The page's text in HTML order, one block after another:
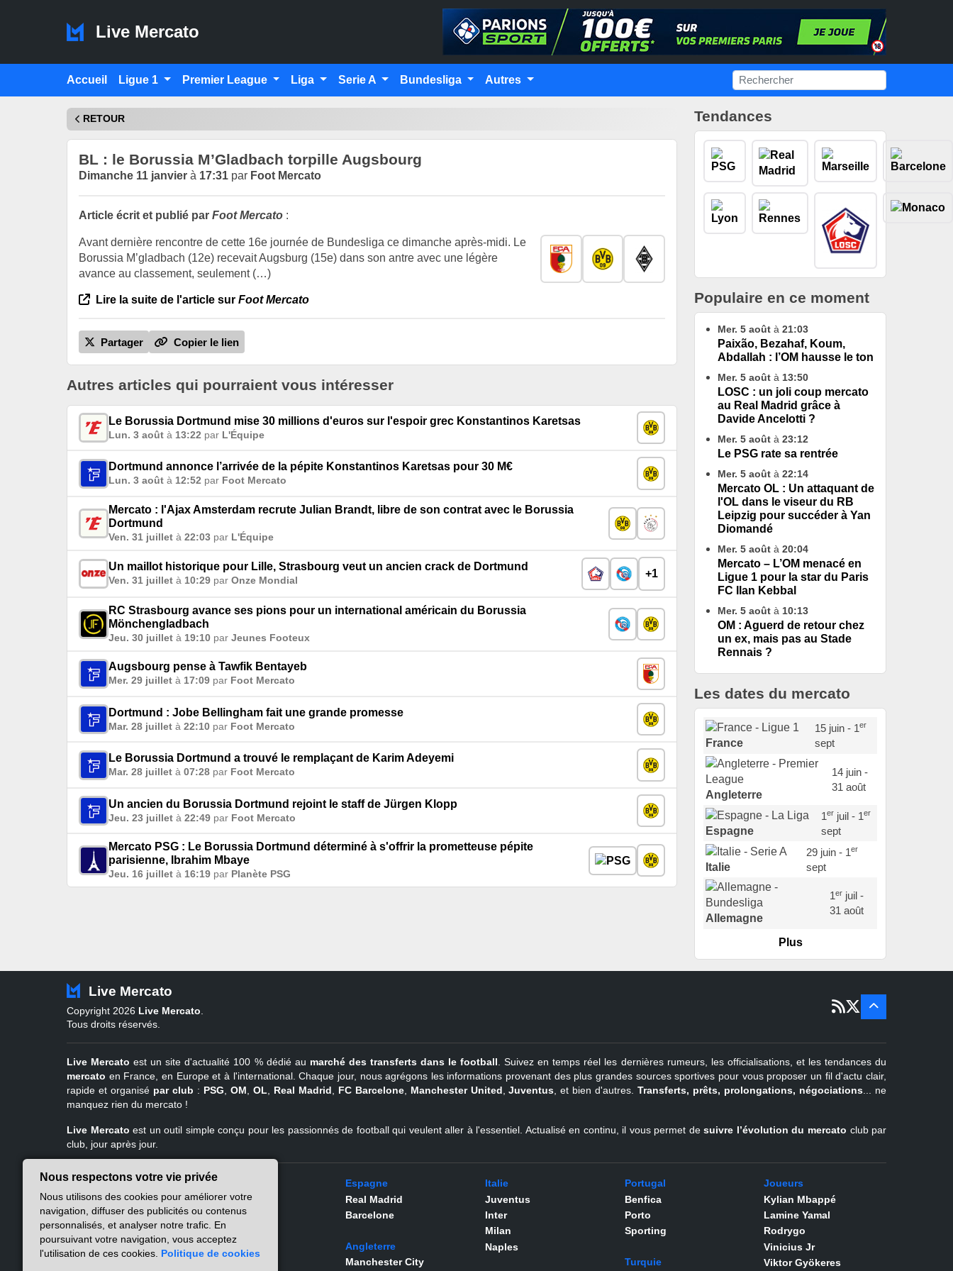
Live Mercato
Accueil Ligue 1 Premier League Liga Serie A Bundesliga Autres
RETOUR
BL : le Borussia M’Gladbach torpille Augsbourg
Dimanche 11 janvier à 17:31 par Foot Mercato
Article écrit et publié par Foot Mercato :
Avant dernière rencontre de cette 16e journée de Bundesliga ce dimanche après-midi. Le
Borussia M’gladbach (12e) recevait Augsburg (15e) dans son antre avec une légère
avance au classement, seulement (…)
Lire la suite de l'article sur Foot Mercato
Partager Copier le lien
Autres articles qui pourraient vous intéresser
Le Borussia Dortmund mise 30 millions d'euros sur l'espoir grec Konstantinos Karetsas
Lun. 3 août à 13:22 par L'Équipe
Dortmund annonce l’arrivée de la pépite Konstantinos Karetsas pour 30 M€
Lun. 3 août à 12:52 par Foot Mercato
Mercato : l'Ajax Amsterdam recrute Julian Brandt, libre de son contrat avec le Borussia
Dortmund
Ven. 31 juillet à 22:03 par L'Équipe
Un maillot historique pour Lille, Strasbourg veut un ancien crack de Dortmund
Ven. 31 juillet à 10:29 par Onze Mondial
+1
RC Strasbourg avance ses pions pour un international américain du Borussia
Mönchengladbach
Jeu. 30 juillet à 19:10 par Jeunes Footeux
Augsbourg pense à Tawfik Bentayeb
Mer. 29 juillet à 17:09 par Foot Mercato
Dortmund : Jobe Bellingham fait une grande promesse
Mar. 28 juillet à 22:10 par Foot Mercato
Le Borussia Dortmund a trouvé le remplaçant de Karim Adeyemi
Mar. 28 juillet à 07:28 par Foot Mercato
Un ancien du Borussia Dortmund rejoint le staff de Jürgen Klopp
Jeu. 23 juillet à 22:49 par Foot Mercato
Mercato PSG : Le Borussia Dortmund déterminé à s'offrir la prometteuse pépite
parisienne, Ibrahim Mbaye
Jeu. 16 juillet à 16:19 par Planète PSG
Tendances
Populaire en ce moment
Mer. 5 août à 21:03
Paixão, Bezahaf, Koum,
Abdallah : l’OM hausse le ton
Mer. 5 août à 13:50
LOSC : un joli coup mercato
au Real Madrid grâce à
Davide Ancelotti ?
Mer. 5 août à 23:12
Le PSG rate sa rentrée
Mer. 5 août à 22:14
Mercato OL : Un attaquant de
l'OL dans le viseur du RB
Leipzig pour succéder à Yan
Diomandé
Mer. 5 août à 20:04
Mercato – L’OM menacé en
Ligue 1 pour la star du Paris
FC Ilan Kebbal
Mer. 5 août à 10:13
OM : Aguerd de retour chez
un ex, mais pas au Stade
Rennais ?
Les dates du mercato
France
15 juin - 1er
sept
Angleterre
14 juin -
31 août
Espagne
1erjuil - 1er
sept
Italie
29 juin - 1er
sept
Allemagne
1erjuil -
31 août
Portugal
15 sept
sept
Turquie
sept
Belgique
er
juil -
31 août
Plus
Live Mercato
Copyright 2026 Live Mercato
Tous droits réservés.
Live Mercato est un site d'actualité 100 % dédié au marché des transferts dans le football . Suivez en temps réel les dernières rumeurs, les officialisations, et les tendances du
mercato en France, en Europe et à l'international. Chaque jour, nous agrégons les informations provenant des plus grandes sources sportives pour vous proposer un fil d'actu clair,
rapide et organisé par club : PSG OM OL Real Madrid FC Barcelone, Manchester United ,Juventus , et bien d'autres.Transferts, prêts, prolongations, négociations ... ne
manquez rien du mercato !
Live Mercato est un outil simple conçu pour les passionnés de football qui veulent aller à l'essentiel. Actualisé en continu, il vous permet desuivre l’évolution du mercato club par
club, jour après jour.
Live Mercato
A propos
Nous contacter
Mentions légales
Ligue 1
PSG
Marseille
Lyon
Lille
Espagne
Real Madrid
Barcelone
Angleterre
Manchester City
Italie
Juventus
Inter
Milan
Naples
Portugal
Benfica
Porto
Sporting
Turquie
Joueurs
Kylian Mbappé
Lamine Yamal
Rodrygo
Vinicius Jr
Viktor Gyökeres
Nous respectons votre vie privée
Nous utilisons des cookies pour améliorer votre
navigation, diffuser des publicités ou contenus
personnalisés, et analyser notre trafic. En
poursuivant votre navigation, vous acceptez
l'utilisation de ces cookies. Politique de cookies